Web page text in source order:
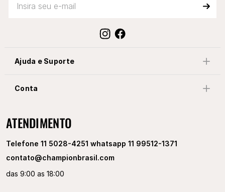
Ajuda e Suporte
Conta
ATENDIMENTO
Telefone 11 5028-4251 whatsapp 11 99512-1371
contato@championbrasil.com
das 9:00 as 18:00